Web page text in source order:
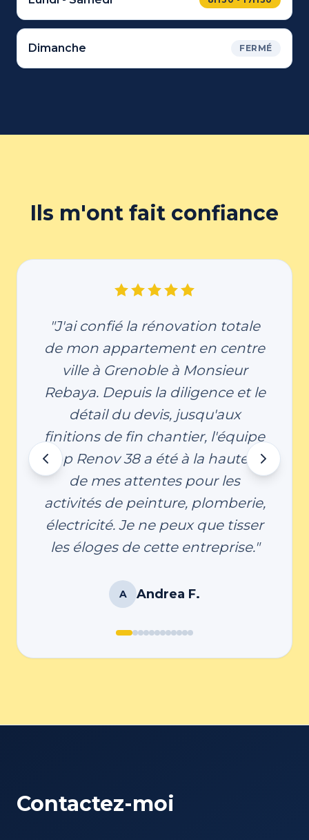
Dimanche FERMÉ
Ils m'ont fait confiance
"J'ai confié la rénovation totale
de mon appartement en centre
ville à Grenoble à Monsieur
Rebaya. Depuis la diligence et le
détail du devis, jusqu'aux
finitions de fin chantier, l'équipe
Top Renov 38 a été à la hauteur
de mes attentes pour les
activités de peinture, plomberie,
électricité. Je ne peux que tisser
les éloges de cette entreprise."
A Andrea F.
Contactez-moi